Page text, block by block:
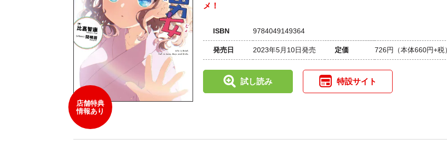
店舗特典
情報あり
メ！
ISBN 9784049149364
発売日 2023年5月10日発売 定価 726円 （本体660円+税
試し読み 特設サイト